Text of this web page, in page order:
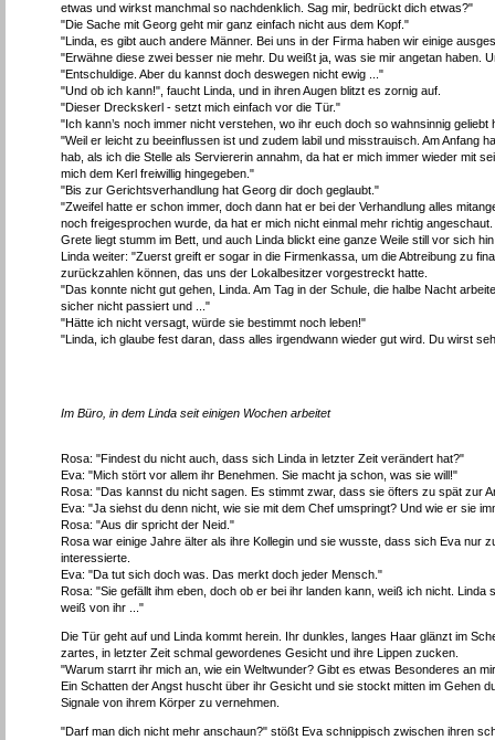
etwas und wirkst manchmal so nachdenklich. Sag mir, bedrückt dich etwas?"
"Die Sache mit Georg geht mir ganz einfach nicht aus dem Kopf."
"Linda, es gibt auch andere Männer. Bei uns in der Firma haben wir einige
"Erwähne diese zwei besser nie mehr. Du weißt ja, was sie mir angetan haben.
"Entschuldige. Aber du kannst doch deswegen nicht ewig ..."
"Und ob ich kann!", faucht Linda, und in ihren Augen blitzt es zornig auf.
"Dieser Dreckskerl - setzt mich einfach vor die Tür."
"Ich kann’s noch immer nicht verstehen, wo ihr euch doch so wahnsinnig geliebt
"Weil er leicht zu beeinflussen ist und zudem labil und misstrauisch. Am Anfang
hab, als ich die Stelle als Serviererin annahm, da hat er mich immer wieder mit
mich dem Kerl freiwillig hingegeben."
"Bis zur Gerichtsverhandlung hat Georg dir doch geglaubt."
"Zweifel hatte er schon immer, doch dann hat er bei der Verhandlung alles
noch freigesprochen wurde, da hat er mich nicht einmal mehr richtig
Grete liegt stumm im Bett, und auch Linda blickt eine ganze Weile still vor sich
Linda weiter: "Zuerst greift er sogar in die Firmenkassa, um die Abtreibung zu
zurückzahlen können, das uns der Lokalbesitzer vorgestreckt hatte.
"Das konnte nicht gut gehen, Linda. Am Tag in der Schule, die halbe Nacht
sicher nicht passiert und ..."
"Hätte ich nicht versagt, würde sie bestimmt noch leben!"
"Linda, ich glaube fest daran, dass alles irgendwann wieder gut wird. Du wirst
Im Büro, in dem Linda seit einigen Wochen arbeitet
Rosa: "Findest du nicht auch, dass sich Linda in letzter Zeit verändert hat?"
Eva: "Mich stört vor allem ihr Benehmen. Sie macht ja schon, was sie will!"
Rosa: "Das kannst du nicht sagen. Es stimmt zwar, dass sie öfters zu spät zur
Eva: "Ja siehst du denn nicht, wie sie mit dem Chef umspringt? Und wie er sie
Rosa: "Aus dir spricht der Neid."
Rosa war einige Jahre älter als ihre Kollegin und sie wusste, dass sich Eva nur
interessierte.
Eva: "Da tut sich doch was. Das merkt doch jeder Mensch."
Rosa: "Sie gefällt ihm eben, doch ob er bei ihr landen kann, weiß ich nicht.
weiß von ihr ..."
Die Tür geht auf und Linda kommt herein. Ihr dunkles, langes Haar glänzt im
zartes, in letzter Zeit schmal gewordenes Gesicht und ihre Lippen zucken.
"Warum starrt ihr mich an, wie ein Weltwunder? Gibt es etwas Besonderes an
Ein Schatten der Angst huscht über ihr Gesicht und sie stockt mitten im Gehen
Signale von ihrem Körper zu vernehmen.
"Darf man dich nicht mehr anschaun?" stößt Eva schnippisch zwischen ihren